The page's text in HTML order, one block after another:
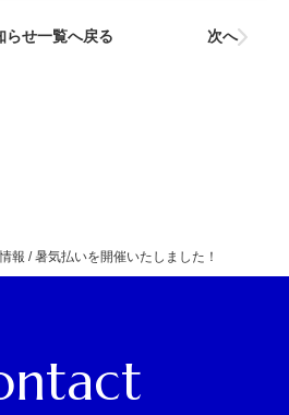
らせ一覧へ戻る 次へ
報 /暑気払いを開催いたしました！